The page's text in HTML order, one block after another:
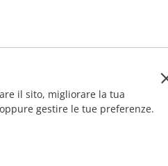
il sito, migliorare la tua
gestire le tue preferenze.